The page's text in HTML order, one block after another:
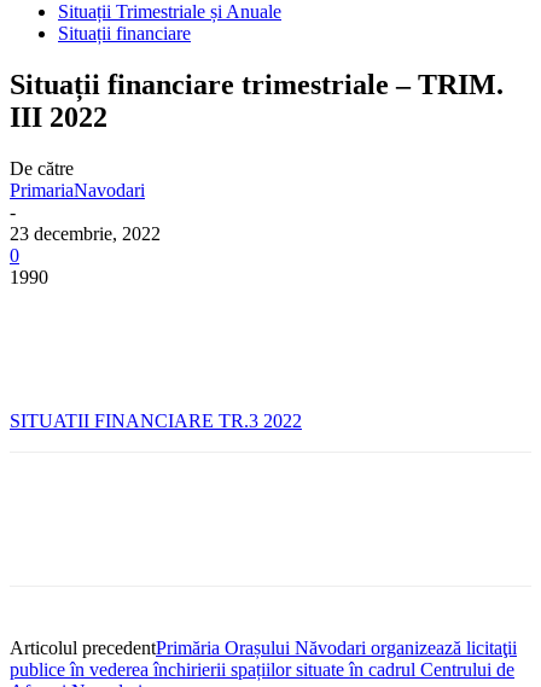
Situații Trimestriale și Anuale
Situații financiare
Situații financiare trimestriale – TRIM.
III 2022
De către
PrimariaNavodari
-
23 decembrie, 2022
0
1990
SITUATII FINANCIARE TR.3 2022
Articolul precedentPrimăria Orașului Năvodari organizează licitaţii
publice în vederea închirierii spațiilor situate în cadrul Centrului de